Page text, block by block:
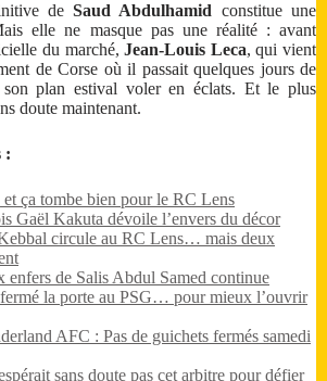
deSaud Abdulhamid constitue une
elle ne masque pas une réalité : avant
du marché,Jean-Louis Leca, qui vient
de Corse où il passait quelques jours de
plan estival voler en éclats. Et le plus
doute maintenant.
:
ça tombe bien pour le RC Lens
Gaël Kakuta dévoile l’envers du décor
circule au RC Lens… mais deux
enfers de Salis Abdul Samed continue
la porte au PSG… pour mieux l’ouvrir
AFC : Pas de guichets fermés samedi
sans doute pas cet arbitre pour défier